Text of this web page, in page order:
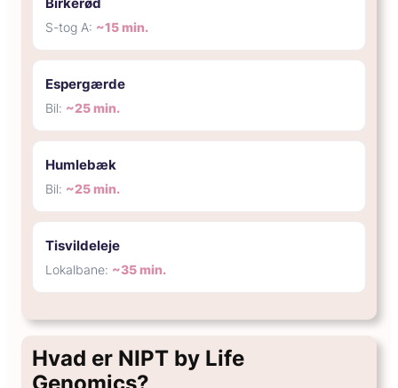
S-tog A: ~15 min.
Espergærde
Bil: ~25 min.
Humlebæk
Bil: ~25 min.
Tisvildeleje
Lokalbane: ~35 min.
Hvad er NIPT by Life